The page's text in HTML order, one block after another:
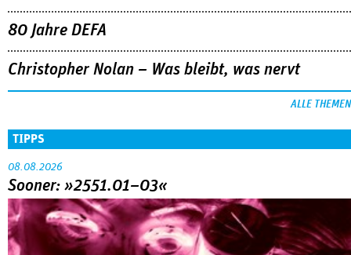
80 Jahre DEFA
Christopher Nolan – Was bleibt, was nervt
ALLE THEMEN
TIPPS
08.08.2026
Sooner: »2551.01–03«